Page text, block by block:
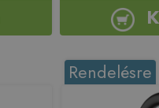
Rendelésre